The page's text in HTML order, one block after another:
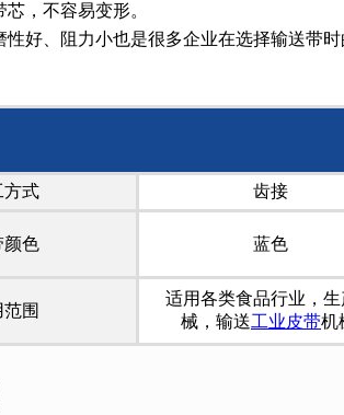
，不容易变形。
好、阻力小也是很多企业在选择输送带
方式 齿接
颜色 蓝色
围
适用各类食品行业，
械，输送工业皮带机